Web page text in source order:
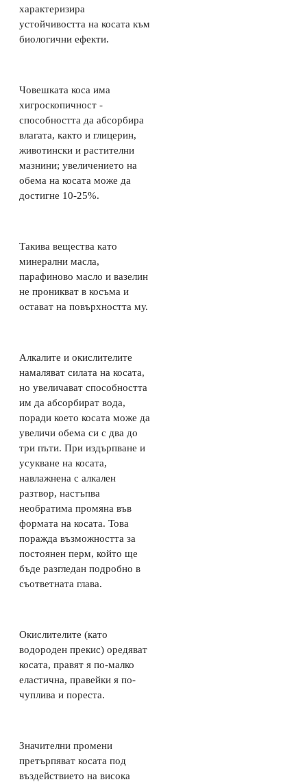
характеризира
устойчивостта на косата към
биологични ефекти.
Човешката коса има
хигроскопичност -
способността да абсорбира
влагата, както и глицерин,
животински и растителни
мазнини; увеличението на
обема на косата може да
достигне 10-25%.
Такива вещества като
минерални масла,
парафиново масло и вазелин
не проникват в косъма и
остават на повърхността му.
Алкалите и окислителите
намаляват силата на косата,
но увеличават способността
им да абсорбират вода,
поради което косата може да
увеличи обема си с два до
три пъти. При издърпване и
усукване на косата,
навлажнена с алкален
разтвор, настъпва
необратима промяна във
формата на косата. Това
поражда възможността за
постоянен перм, който ще
бъде разгледан подробно в
съответната глава.
Окислителите (като
водороден прекис) оредяват
косата, правят я по-малко
еластична, правейки я по-
чуплива и пореста.
Значителни промени
претърпяват косата под
въздействието на висока